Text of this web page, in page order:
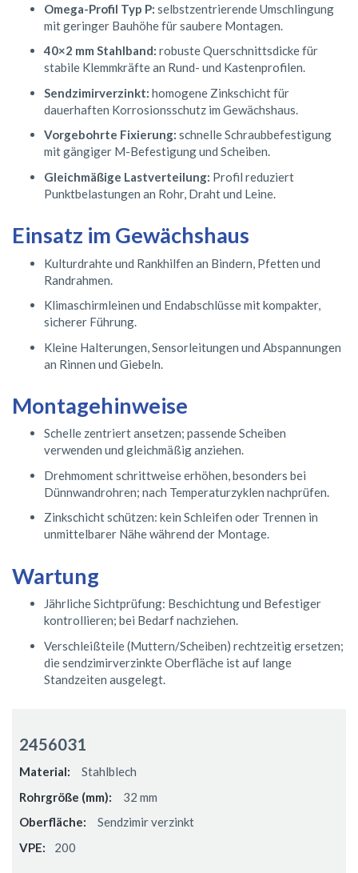
Omega-Profil Typ P: selbstzentrierende Umschlingung
mit geringer Bauhöhe für saubere Montagen.
40×2 mm Stahlband: robuste Querschnittsdicke für
stabile Klemmkräfte an Rund- und Kastenprofilen.
Sendzimirverzinkt: homogene Zinkschicht für
dauerhaften Korrosionsschutz im Gewächshaus.
Vorgebohrte Fixierung: schnelle Schraubbefestigung
mit gängiger M-Befestigung und Scheiben.
Gleichmäßige Lastverteilung: Profil reduziert
Punktbelastungen an Rohr, Draht und Leine.
Einsatz im Gewächshaus
Kulturdrahte und Rankhilfen an Bindern, Pfetten und
Randrahmen.
Klimaschirmleinen und Endabschlüsse mit kompakter,
sicherer Führung.
Kleine Halterungen, Sensorleitungen und Abspannungen
an Rinnen und Giebeln.
Montagehinweise
Schelle zentriert ansetzen; passende Scheiben
verwenden und gleichmäßig anziehen.
Drehmoment schrittweise erhöhen, besonders bei
Dünnwandrohren; nach Temperaturzyklen nachprüfen.
Zinkschicht schützen: kein Schleifen oder Trennen in
unmittelbarer Nähe während der Montage.
Wartung
Jährliche Sichtprüfung: Beschichtung und Befestiger
kontrollieren; bei Bedarf nachziehen.
Verschleißteile (Muttern/Scheiben) rechtzeitig ersetzen;
die sendzimirverzinkte Oberfläche ist auf lange
Standzeiten ausgelegt.
Artikel
2456031
Stahlblech
32 mm
Sendzimir verzinkt
200